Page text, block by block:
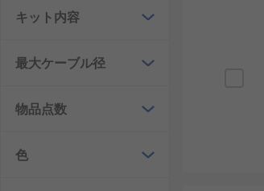
防水ケーブルグランド
：屋外設
：真鍮
プラスチック製ケーブルグランド
：爆発の
多線用ケーブルグランド
：複数
キット内容
最大ケーブル径
物品点数
色